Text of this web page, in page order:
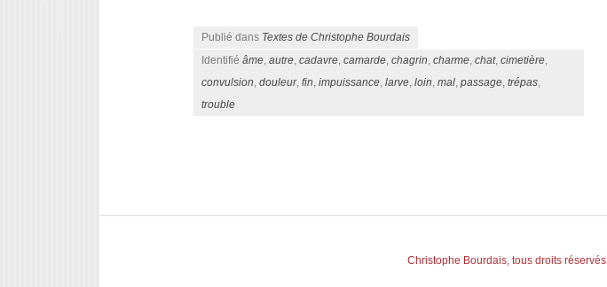
Publié dans Textes de Christophe Bourdais
Identifié âme, autre, cadavre, camarde, chagrin, charme, chat, cimetière,
convulsion, douleur, fin, impuissance, larve, loin, mal, passage, trépas,
trouble
Christophe Bourdais, tous droits réservés